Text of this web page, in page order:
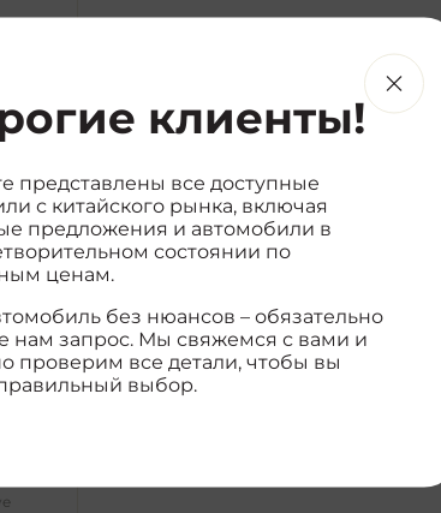
клиенты!
представлены все доступные
с китайского рынка, включая
предложения и автомобили в
состоянии по
ценам.
без нюансов – обязательно
нам запрос. Мы свяжемся с вами и
проверим все детали, чтобы вы
выбор.